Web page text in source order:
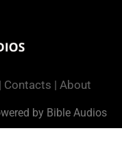
Contacts | About
by Bible Audios